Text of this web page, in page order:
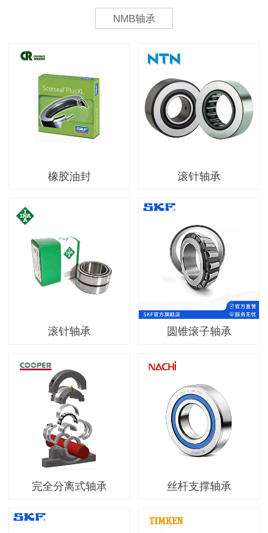
NMB轴承
橡胶油封 滚针轴承
滚针轴承 圆锥滚子轴承
完全分离式轴承 丝杆支撑轴承